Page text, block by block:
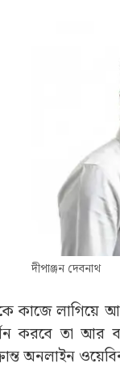
দীপাঞ্জন দেবনাথ
কাজে লাগিয়ে
করবে তা আর
অনলাইন